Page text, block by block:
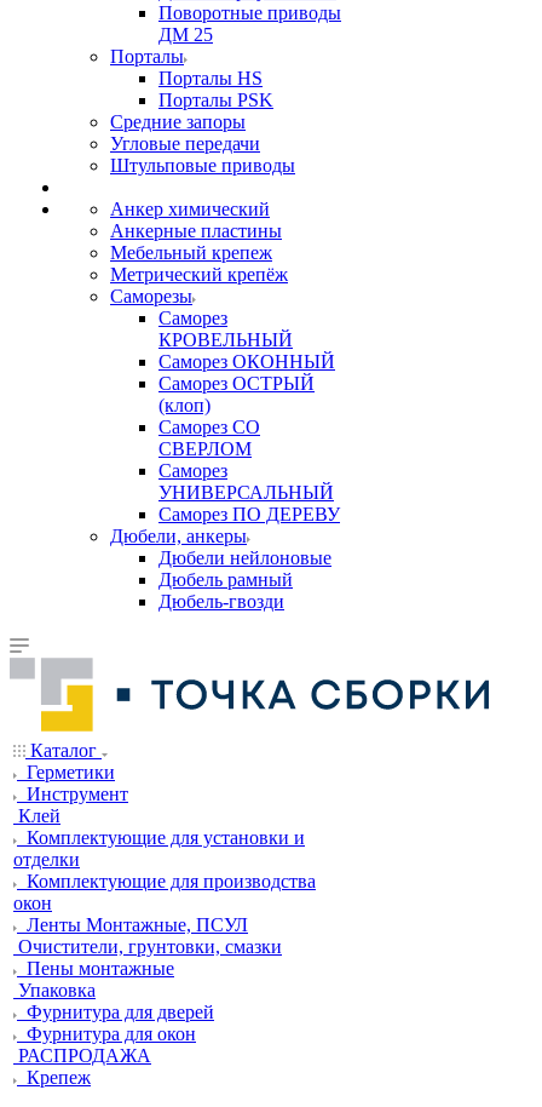
Поворотные приводы
ДМ 25
Порталы
Порталы HS
Порталы PSK
Средние запоры
Угловые передачи
Штульповые приводы
Анкер химический
Анкерные пластины
Мебельный крепеж
Метрический крепёж
Саморезы
Саморез
КРОВЕЛЬНЫЙ
Саморез ОКОННЫЙ
Саморез ОСТРЫЙ
(клоп)
Саморез СО
СВЕРЛОМ
Саморез
УНИВЕРСАЛЬНЫЙ
Саморез ПО ДЕРЕВУ
Дюбели, анкеры
Дюбели нейлоновые
Дюбель рамный
Дюбель-гвозди
Каталог
Герметики
Инструмент
Клей
Комплектующие для установки и
отделки
Комплектующие для производства
окон
Ленты Монтажные, ПСУЛ
Очистители, грунтовки, смазки
Пены монтажные
Упаковка
Фурнитура для дверей
Фурнитура для окон
РАСПРОДАЖА
Крепеж